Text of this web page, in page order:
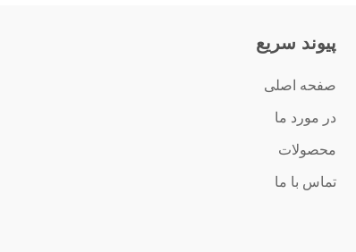
پيوند سريع
صفحه اصلی
در مورد ما
محصولات
تماس با ما